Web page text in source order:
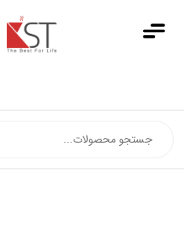
دسته بندی محصولات
فروشگاه آنلاین